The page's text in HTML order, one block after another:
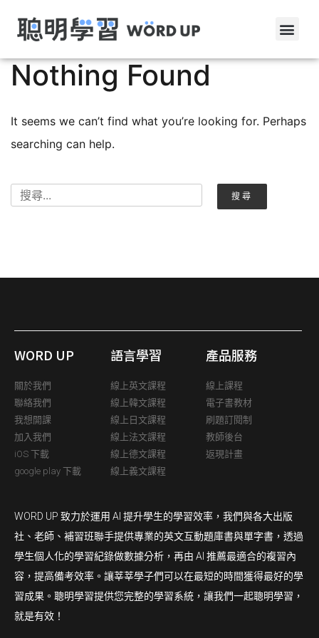
Nothing Found
It seems we can’t find what you’re looking for. Perhaps
searching can help.
WORD UP
關於我們
聯絡我們
我想開課
加入我們
iOS 下載
google play 下載
語言學習
線上英文課程
線上韓文課程
線上日文課程
線上法文課程
線上德文課程
線上義文課程
產品服務
線上課程
電子書教材
刷題訂閱制
教師後台
返現計畫
WORD UP 致力於運用 AI 提升學生的學習效率，我們與各大出版
社、老師、補習班聯手提供專業的英文互動題庫書與單字書，透過
學生個人化的學習紀錄做數據分析，再由 AI 推薦最適合的複習內
容，提高備考效率。讓莘莘學子們可以在最短的時間獲得最好的學
習成果。聰明學習提供您完整的學習系統，讓我們一起聰明學習，
就是有效！